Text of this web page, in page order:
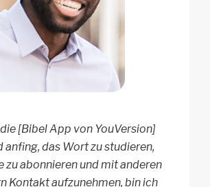
[Bibel App von YouVersion]
anfing, das Wort zu studieren,
zu abonnieren und mit anderen
Kontakt aufzunehmen, bin ich